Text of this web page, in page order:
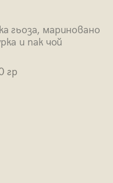
гьоза, мариновано
и пак чой
гр